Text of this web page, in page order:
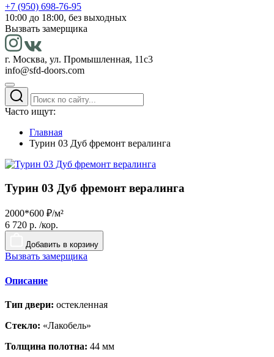
+7 (950) 698-76-95
10:00 до 18:00, без выходных
Вызвать замерщика
г. Москва, ул. Промышленная, 11с3
info@sfd-doors.com
Часто ищут:
Главная
Турин 03 Дуб фремонт вералинга
Турин 03 Дуб фремонт вералинга
2000*600 ₽/м²
6 720 р. /кор.
Добавить в корзину
Вызвать замерщика
Описание
Тип двери: остекленная
Стекло: «Лакобель»
Толщина полотна: 44 мм